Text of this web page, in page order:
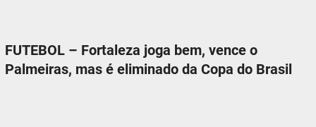
FUTEBOL – Fortaleza joga bem, vence o
Palmeiras, mas é eliminado da Copa do Brasil